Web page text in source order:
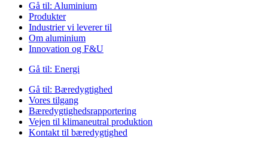
Gå til: Aluminium
Produkter
Industrier vi leverer til
Om aluminium
Innovation og F&U
Gå til: Energi
Gå til: Bæredygtighed
Vores tilgang
Bæredygtighedsrapportering
Vejen til klimaneutral produktion
Kontakt til bæredygtighed